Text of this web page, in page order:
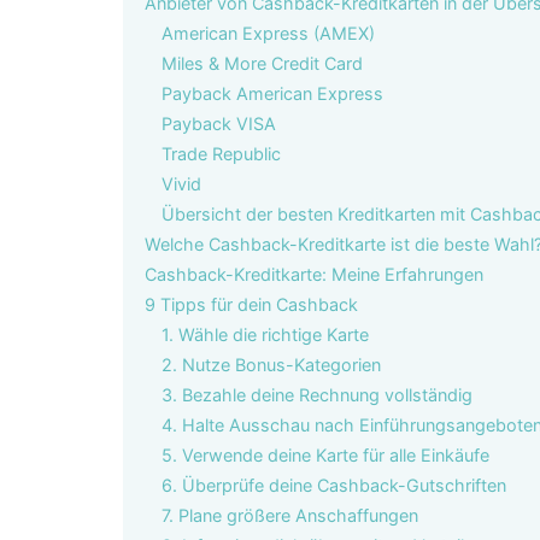
American Express (AMEX)
Miles & More Credit Card
Payback American Express
Payback VISA
Trade Republic
Vivid
Übersicht der besten Kreditkarten mit
Welche Cashback-Kreditkarte ist die beste
Cashback-Kreditkarte: Meine Erfahrungen
9 Tipps für dein Cashback
1. Wähle die richtige Karte
2. Nutze Bonus-Kategorien
3. Bezahle deine Rechnung vollständig
4. Halte Ausschau nach
5. Verwende deine Karte für alle Einkäufe
6. Überprüfe deine Cashback-Gutschriften
7. Plane größere Anschaffungen